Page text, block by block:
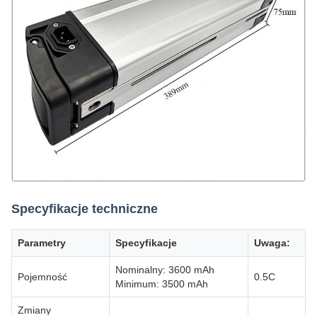
Specyfikacje techniczne
Parametry Specyfikacje Uwaga:
Pojemność
Nominalny: 3600 mAh
Minimum: 3500 mAh
0.5C
Zmiany